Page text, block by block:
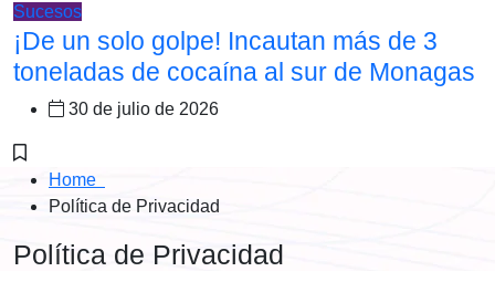
Sucesos
¡De un solo golpe! Incautan más de 3
toneladas de cocaína al sur de Monagas
30 de julio de 2026
Home
Política de Privacidad
Política de Privacidad